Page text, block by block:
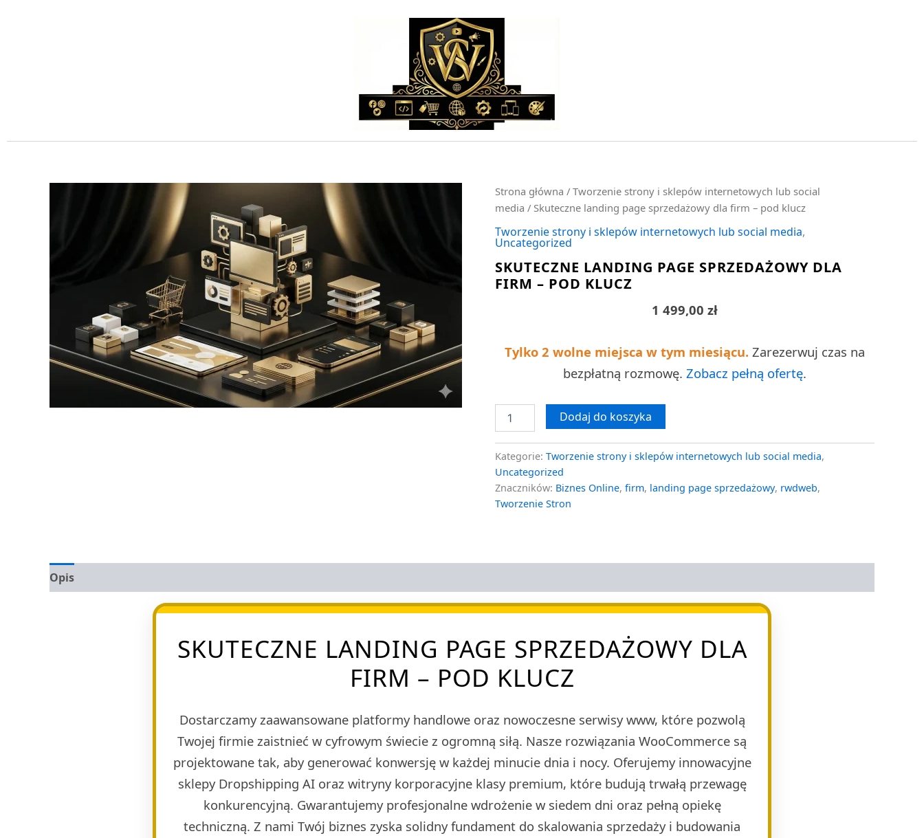
Strona główna / Tworzenie strony i sklepów internetowych lub social
media / Skuteczne landing page sprzedażowy dla firm – pod klucz
Tworzenie strony i sklepów internetowych lub social media,
Uncategorized
SKUTECZNE LANDING PAGE SPRZEDAŻOWY DLA
FIRM – POD KLUCZ
1 499,00 zł
Tylko 2 wolne miejsca w tym miesiącu. Zarezerwuj czas na
bezpłatną rozmowę. Zobacz pełną ofertę.
ilość
Skuteczne
landing
page
sprzedażowy
firm
Dodaj do koszyka
Kategorie: Tworzenie strony i sklepów internetowych lub social media,
Uncategorized
Znaczników: Biznes Online, firm, landing page sprzedażowy, rwdweb,
Tworzenie Stron
Opis
SKUTECZNE LANDING PAGE SPRZEDAŻOWY DLA
FIRM – POD KLUCZ
Dostarczamy zaawansowane platformy handlowe oraz nowoczesne serwisy www, które pozwolą
Twojej firmie zaistnieć w cyfrowym świecie z ogromną siłą. Nasze rozwiązania WooCommerce są
projektowane tak, aby generować konwersję w każdej minucie dnia i nocy. Oferujemy innowacyjne
sklepy Dropshipping AI oraz witryny korporacyjne klasy premium, które budują trwałą przewagę
konkurencyjną. Gwarantujemy profesjonalne wdrożenie w siedem dni oraz pełną opiekę
techniczną. Z nami Twój biznes zyska solidny fundament do skalowania sprzedaży i budowania